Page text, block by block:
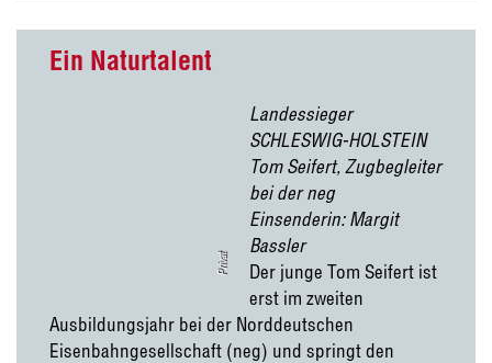
Ein Naturtalent
Privat
Landessieger
SCHLESWIG-HOLSTEIN
Tom Seifert, Zugbegleiter
bei der neg
Einsenderin: Margit
Bassler
Der junge Tom Seifert ist
erst im zweiten
Ausbildungsjahr bei der Norddeutschen
Eisenbahngesellschaft (neg) und springt den